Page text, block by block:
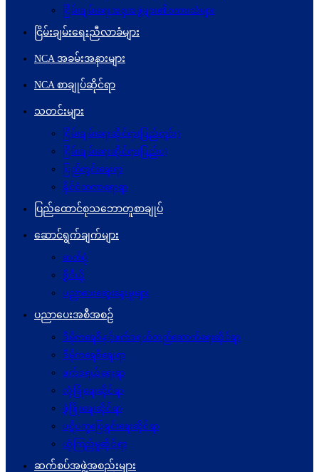
ငြိမ်းချမ်းရေးအစုအဖွဲ့များ၏စကားသံများ
ငြိမ်းချမ်းရေးညီလာခံများ
NCA အခမ်းအနားများ
NCA စာချုပ်ဆိုင်ရာ
သတင်းများ
ငြိမ်းချမ်းရေးဆိုင်ရာ(ပြည်တွင်း)
ငြိမ်းချမ်းရေးဆိုင်ရာ(ပြည်ပ)
ပြည်တွင်းရေးရာ
နိုင်ငံတကာရေးရာ
ပြည်ထောင်စုသဘောတူစာချုပ်
ဆောင်ရွက်ချက်များ
ဓာတ်ပုံ
ဗွီဒီယို
ပညာပေးဆွေးနွေးမှုများ
ပညာပေးအစီအစဉ်
ဒီမိုကရေစီနှင့်ဖက်ဒရယ်တည်ဆောက်ရေးဆိုင်ရာ
ဒီမိုကရေစီရေးရာ
ဖက်ဒရယ်ရေးရာ
လုံခြုံရေးဆိုင်ရာ
ဖွံဖြိုးရေးဆိုင်ရာ
ပဋိပက္ခ‌ဖြေရှင်းရေးဆိုင်ရာ
ယုံကြည်မှုဆိုင်ရာ
ဆက်စပ်အဖွဲ့အစည်းများ